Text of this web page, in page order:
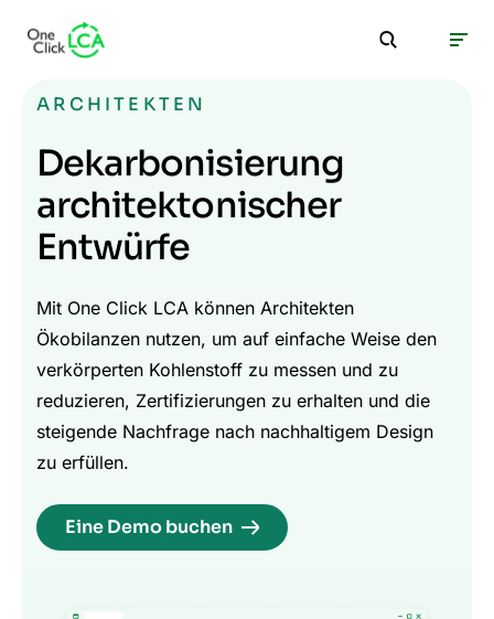
ARCHITEKTEN
Dekarbonisierung
architektonischer
Entwürfe
Mit One Click LCA können Architekten
Ökobilanzen nutzen, um auf einfache Weise den
verkörperten Kohlenstoff zu messen und zu
reduzieren, Zertifizierungen zu erhalten und die
steigende Nachfrage nach nachhaltigem Design
zu erfüllen.
Eine Demo buchen